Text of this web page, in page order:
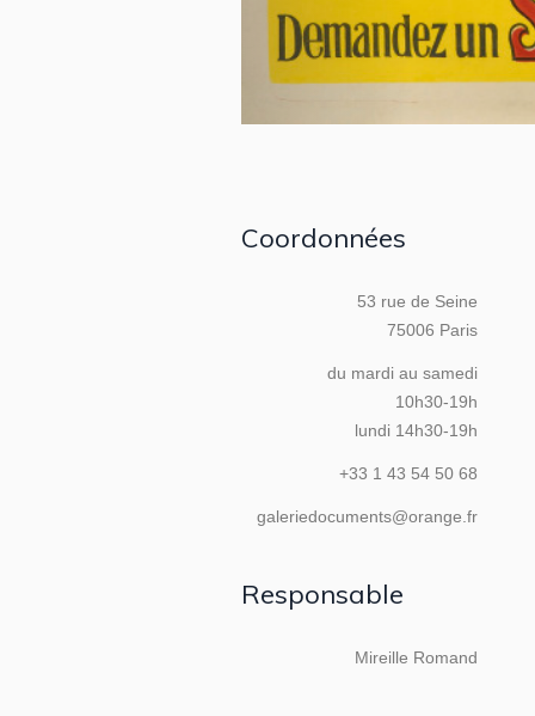
Coordonnées
53 rue de Seine
75006 Paris
du mardi au samedi
10h30-19h
lundi 14h30-19h
+33 1 43 54 50 68
galeriedocuments@orange.fr
Responsable
Mireille Romand